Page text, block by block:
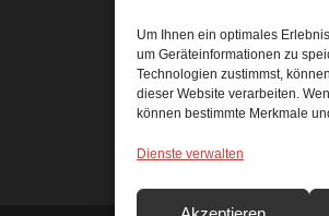
Um Ihnen ein optimales
um Geräteinformationen zu
Technologien zustimmst,
dieser Website verarbeiten.
können bestimmte Merkmale
Dienste verwalten